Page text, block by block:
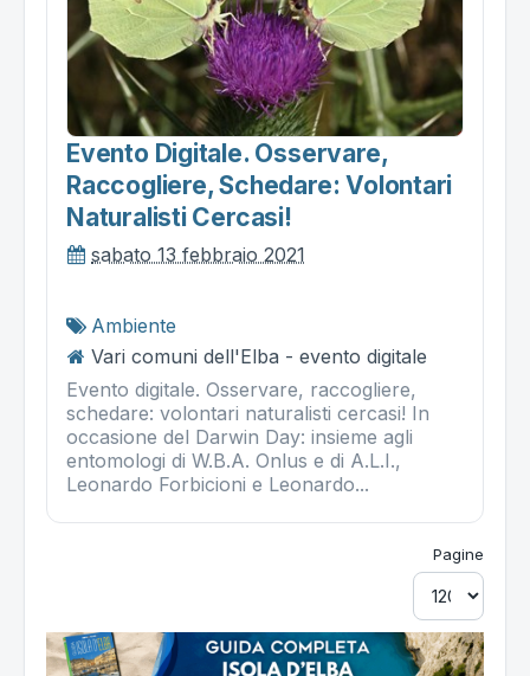
Evento Digitale. Osservare,
Raccogliere, Schedare: Volontari
Naturalisti Cercasi!
sabato 13 febbraio 2021
Ambiente
Vari comuni dell'Elba - evento digitale
Evento digitale. Osservare, raccogliere,
schedare: volontari naturalisti cercasi! In
occasione del Darwin Day: insieme agli
entomologi di W.B.A. Onlus e di A.L.I.,
Leonardo Forbicioni e Leonardo...
Pagine